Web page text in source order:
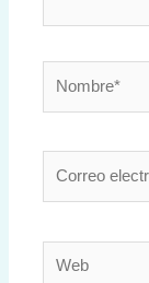
electrónico*